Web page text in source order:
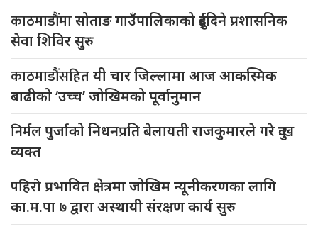
काठमाडौंमासोताङ गाउँपालिकाको दुईदिने प्रशासनिक
सेवा शिविर सुरु
काठमाडौंसहितयी चार जिल्लामा आज आकस्मिक
बाढीको ‘उच्च’ जोखिमको पूर्वानुमान
निर्मलपुर्जाको निधनप्रति बेलायती राजकुमारले गरे दुःख
व्यक्त
पहिरोप्रभावित क्षेत्रमा जोखिम न्यूनीकरणका लागि
का.म.पा ७ द्वारा अस्थायी संरक्षण कार्य सुरु